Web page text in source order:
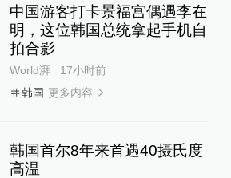
中国游客打卡景福宫偶遇李在
明，这位韩国总统拿起手机自
拍合影
World湃
17小时前
韩国 更多内容
韩国首尔8年来首遇40摄氏度
高温